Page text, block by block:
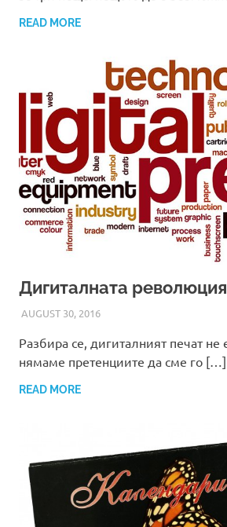
READ MORE
Дигиталната революция
AUGUST 30, 2016ADMIN
Разбира се, дигиталният печат не
нямаме претенциите да сме го […]
READ MORE